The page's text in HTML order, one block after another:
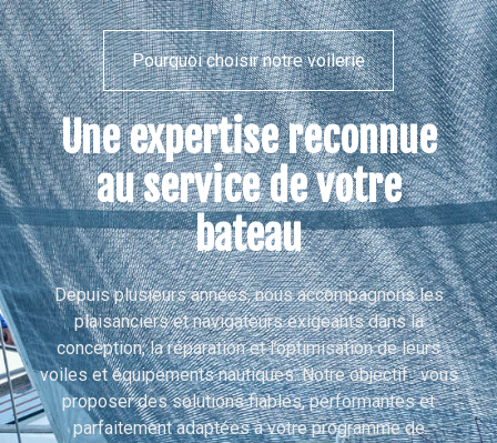
Pourquoi choisir notre voilerie
Une expertise reconnue
au service de votre
bateau
Depuis plusieurs années, nous accompagnons les
plaisanciers et navigateurs exigeants dans la
conception, la réparation et l’optimisation de leurs
voiles et équipements nautiques. Notre objectif : vous
proposer des solutions fiables, performantes et
parfaitement adaptées à votre programme de